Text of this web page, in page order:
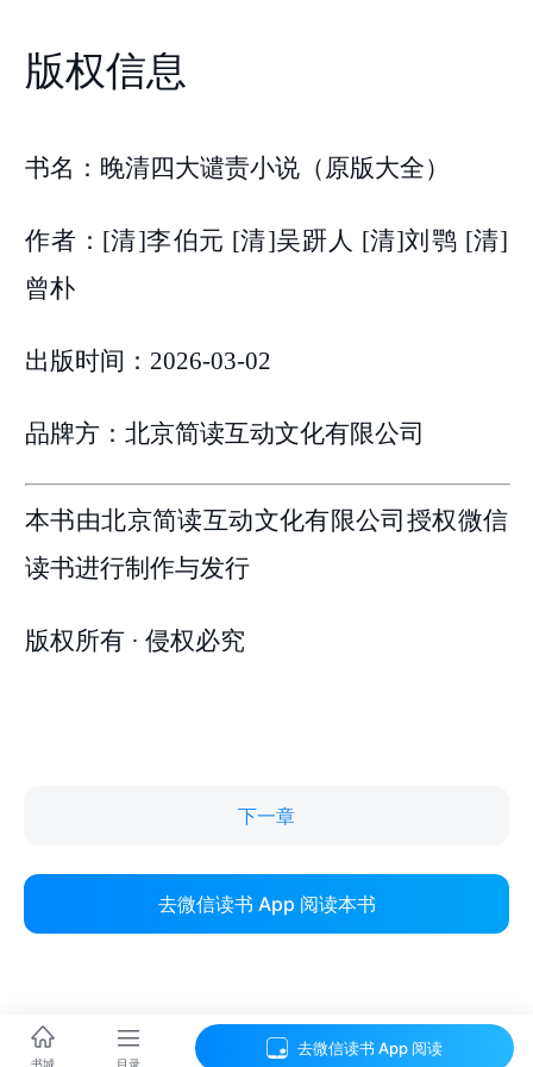
下一章
去微信读书 App 阅读本书
书城 目录
去微信读书 App 阅读